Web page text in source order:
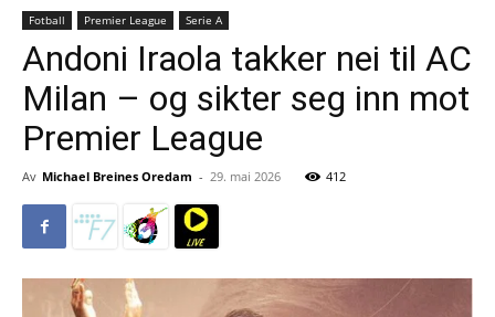
Fotball Premier League Serie A
Andoni Iraola takker nei til AC
Milan – og sikter seg inn mot
Premier League
Av Michael Breines Oredam - 29. mai 2026 412